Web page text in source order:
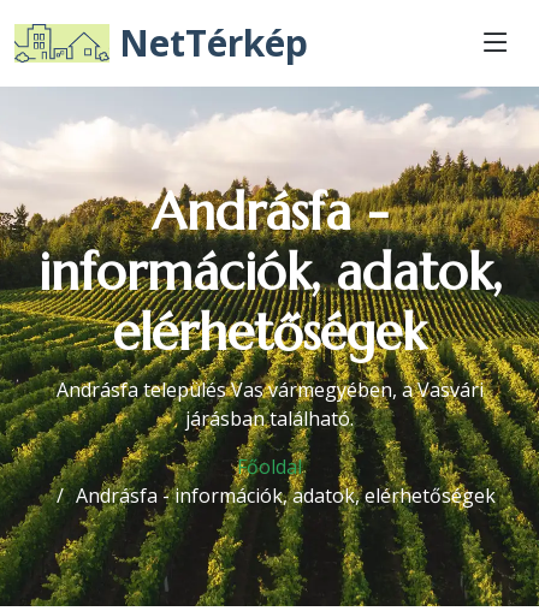
NetTérkép
Andrásfa -
információk, adatok,
elérhetőségek
Andrásfa település Vas vármegyében, a Vasvári
járásban található.
Főoldal
Andrásfa - információk, adatok, elérhetőségek